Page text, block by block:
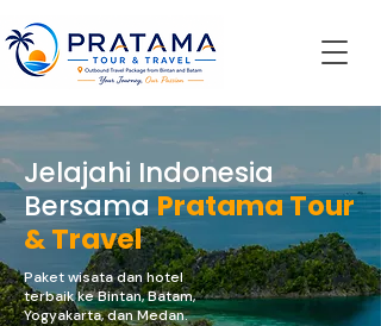
Jelajahi Indonesia
Bersama Pratama Tour
& Travel
Paket wisata dan hotel
terbaik ke Bintan, Batam,
Yogyakarta, dan Medan.